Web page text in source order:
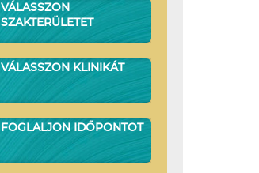
VÁLASSZON
SZAKTERÜLETET
VÁLASSZON KLINIKÁT
FOGLALJON IDŐPONTOT